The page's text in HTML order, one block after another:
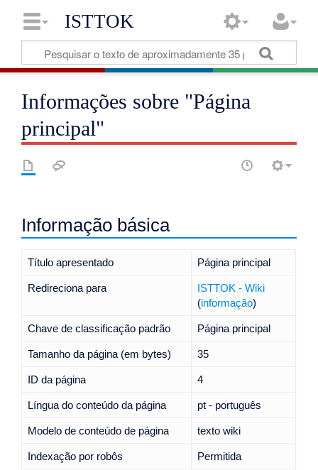
ISTTOK
Informações sobre "Página
principal"
Informação básica
Título apresentado Página principal
Redireciona para
ISTTOK - Wiki
(informação)
Chave de classificação padrão Página principal
Tamanho da página (em bytes) 35
ID da página 4
Língua do conteúdo da página pt - português
Modelo de conteúdo de página texto wiki
Indexação por robôs Permitida